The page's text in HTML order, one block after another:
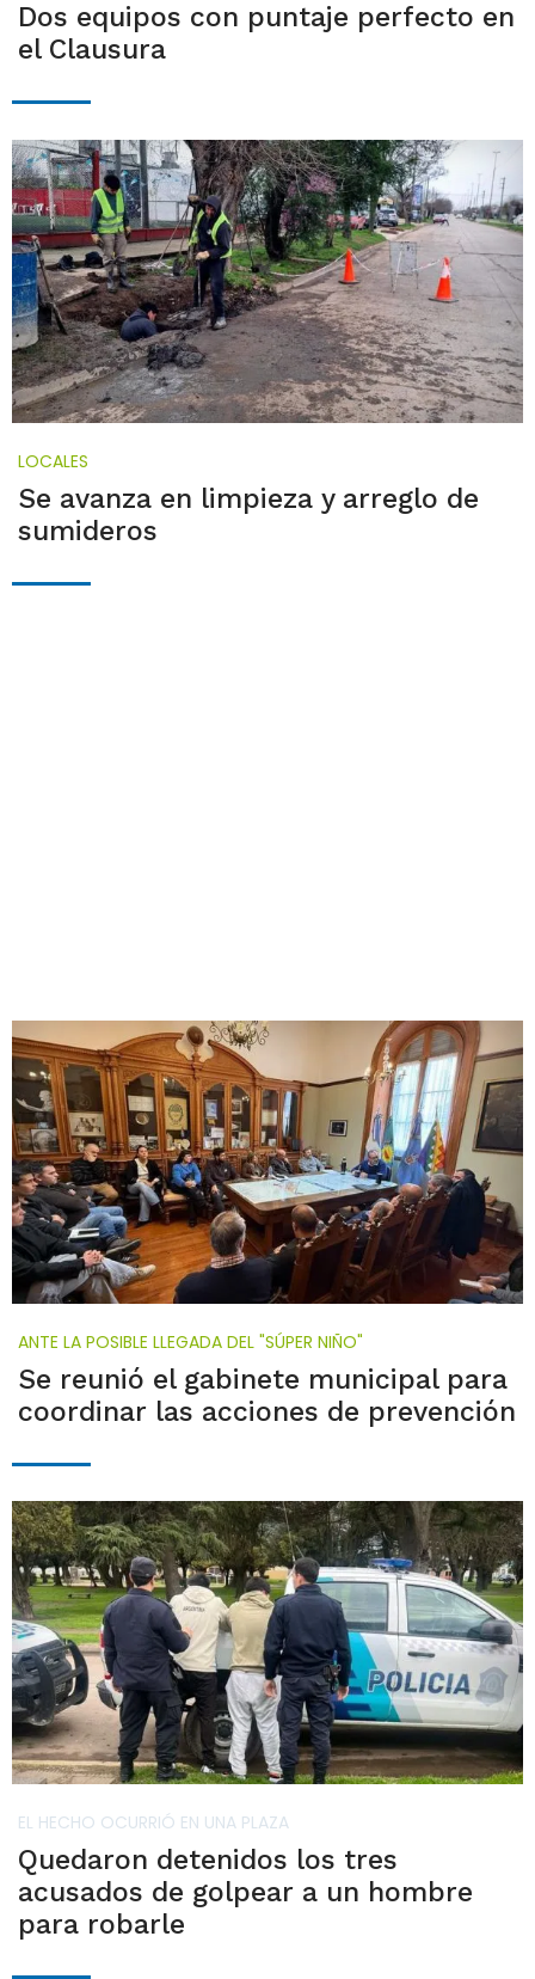
Dos equipos con puntaje perfecto en
el Clausura
LOCALES
Se avanza en limpieza y arreglo de
sumideros
ANTE LA POSIBLE LLEGADA DEL "SÚPER NIÑO"
Se reunió el gabinete municipal para
coordinar las acciones de prevención
EL HECHO OCURRIÓ EN UNA PLAZA
Quedaron detenidos los tres
acusados de golpear a un hombre
para robarle